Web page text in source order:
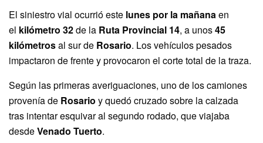
El siniestro vial ocurrió este lunes por la mañanaen
el kilómetro 32de la Ruta Provincial 14, a unos45
kilómetrosal sur de Rosario. Los vehículos pesados
impactaron de frente y provocaron el corte total de la traza.
Según las primeras averiguaciones, uno de los camiones
provenía de Rosario y quedó cruzado sobre la calzada
tras intentar esquivar al segundo rodado, que viajaba
desdeVenado Tuerto.